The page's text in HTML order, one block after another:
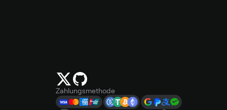
Zahlungsmethode